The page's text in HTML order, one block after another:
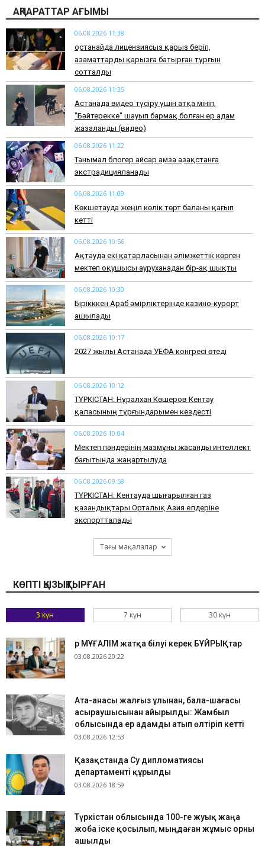
АҚПАРАТТАР АҒЫМЫ
06.08.2026 11:38
Қостанайда лицензиясыз қарыз беріп,
азаматтарды қарызға батырған тұрғын
сотталды
06.08.2026 11:35
Астанада видео түсіру үшін атқа мініп,
"Бәйтерекке" шауып бармақ болған ер адам
жазаланды (видео)
06.08.2026 11:22
Танымал блогер Қайсар Қамза Қазақстанға
экстрадицияланады
06.08.2026 11:09
Көкшетауда жеңіл көлік төрт баланы қағып
кетті
06.08.2026 10:56
Ақтауда екі қатарласынан әлімжеттік көрген
мектеп оқушысы ауруханадан бір-ақ шықты
06.08.2026 10:30
Бірікккен Араб әмірліктерінде казино-курорт
ашылады
06.08.2026 10:17
2027 жылы Астанада УЕФА конгресі өтеді
06.08.2026 10:12
ТҮРКІСТАН: Нұралхан Көшеров Кентау
қаласының тұрғындарымен кездесті
06.08.2026 10:04
Мектеп пәндерінің мазмұны жасанды интеллект
бағытында жаңартылуда
06.08.2026 09:58
ТҮРКІСТАН: Кентауда шығарылған газ
қазандықтары Орталық Азия елдеріне
экспортталады
Тағы мақалалар
КӨПТІ ҚЫЗЫҚТЫРҒАН
3 күн 7 күн 30 күн
Әр МҰҒАЛІМ жатқа білуі керек БҰЙРЫҚтар
03.08.2026 20:22
Ата-анасы жалғыз ұлынан, бала-шағасы
асыраушысынан айырылды: Жамбыл
облысында ер адамды атып өлтіріп кетті
03.08.2026 12:53
Қазақстанда Су дипломатиясы
департаменті құрылды
03.08.2026 18:59
Түркістан облысында 100-ге жуық жаңа
жоба іске қосылып, мыңдаған жұмыс орны
ашылды